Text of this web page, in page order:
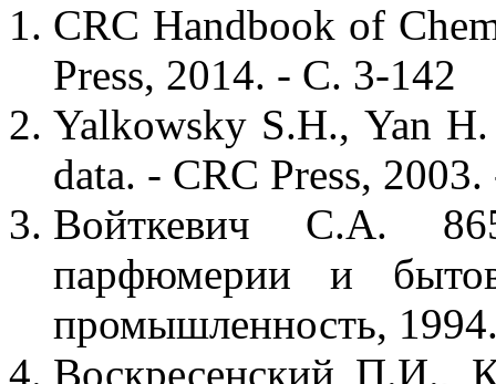
CRC Handbook of
Press, 2014. - С. 3-142
Yalkowsky S.H., Yan
data. - CRC Press,
Войткевич С.А.
парфюмерии и
промышленность,
Воскресенский П.И.,